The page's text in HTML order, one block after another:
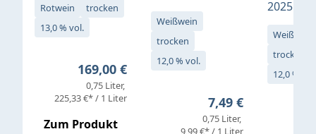
Rotwein
trocken
13,0 % vol.
Regulärer Preis:
169,00 €
0,75 Liter
225,33 €* / 1 Liter
Zum Produkt
Weißwein
trocken
12,0 % vol.
Regulärer Preis:
7,49 €
0,75 Liter
9,99 €* / 1 Liter
2025
Weißwein
trocken
12,0 % vol.